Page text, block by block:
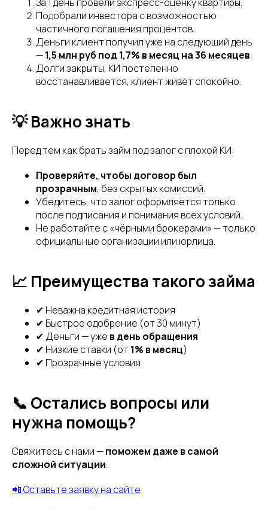
Подобрали инвестора с возможностью
частичного погашения процентов.
Деньги клиент получил уже на следующий день
—1,5 млн руб под 1,7% в месяц на 36 месяцев.
Долги закрыты, КИ постепенно
восстанавливается, клиент живёт спокойно.
💡 Важно знать
Перед тем как брать займ под залог с плохой КИ:
Проверяйте, чтобы договор был
прозрачным, без скрытых комиссий.
Убедитесь, что залог оформляется только
после подписания и понимания всех условий.
Не работайте с «чёрными брокерами» — только
официальные организации или юрлица.
📈 Преимущества такого займа
✔ Неважна кредитная история
✔ Быстрое одобрение (от 30 минут)
✔ Деньги — уже в день обращения
✔ Низкие ставки (от1% в месяц)
✔ Прозрачные условия
📞 Остались вопросы или
нужна помощь?
Свяжитесь с нами —поможем даже в самой
сложной ситуации.
📲 Оставьте заявку на сайте